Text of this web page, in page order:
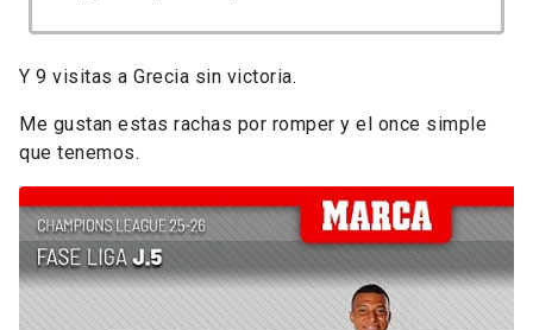
Y 9 visitas a Grecia sin victoria.
Me gustan estas rachas por romper y el once simple
que tenemos.